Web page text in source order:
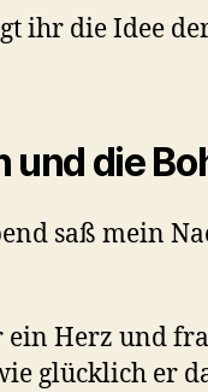
ihr die Idee
und die
saß mein
ein Herz und
glücklich er